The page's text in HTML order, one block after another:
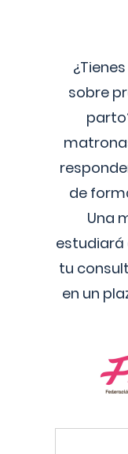
sobre
de
Una
estudiará
tu
en un